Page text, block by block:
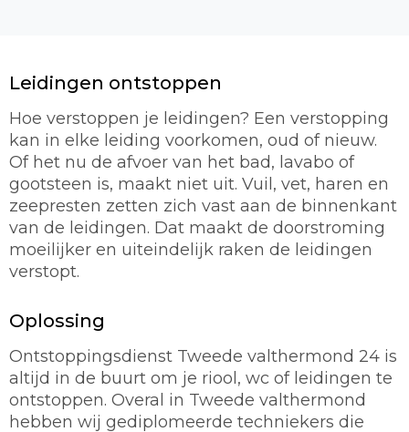
Leidingen ontstoppen
Hoe verstoppen je leidingen? Een verstopping
kan in elke leiding voorkomen, oud of nieuw.
Of het nu de afvoer van het bad, lavabo of
gootsteen is, maakt niet uit. Vuil, vet, haren en
zeepresten zetten zich vast aan de binnenkant
van de leidingen. Dat maakt de doorstroming
moeilijker en uiteindelijk raken de leidingen
verstopt.
Oplossing
Ontstoppingsdienst Tweede valthermond 24 is
altijd in de buurt om je riool, wc of leidingen te
ontstoppen. Overal in Tweede valthermond
hebben wij gediplomeerde techniekers die